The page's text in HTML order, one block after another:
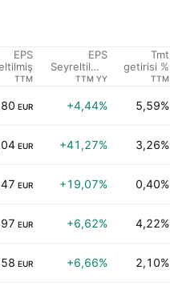
EPS
TTM
EPS
Seyreltilmiş
Büyüme
TTM YY
Tmt
getirisi %
TTM
EUR +4,44% 5,59%
EUR +41,27% 3,26%
EUR +19,07% 0,40%
EUR +6,62% 4,22%
EUR +6,66% 2,10%